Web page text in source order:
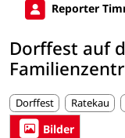
Reporter
Dorffest auf
Dorffest Ratekau
Bilder